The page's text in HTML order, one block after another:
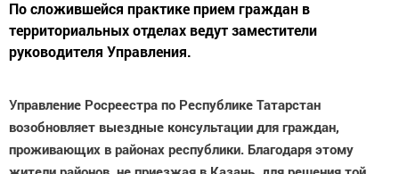
По сложившейся практике прием граждан в
территориальных отделах ведут заместители
руководителя Управления.
Управление Росреестра по Республике Татарстан
возобновляет выездные консультации для граждан,
проживающих в районах республики. Благодаря этому